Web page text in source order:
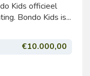
Kids officieel
Bondo Kids is...
€10.000,00